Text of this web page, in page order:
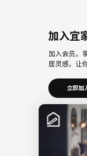
加入宜
加入会员，
居灵感，让
立即加
加入宜
加入企业会
折扣。助